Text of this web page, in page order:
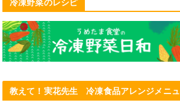
教えて！実花先生 冷凍食品アレンジメニ